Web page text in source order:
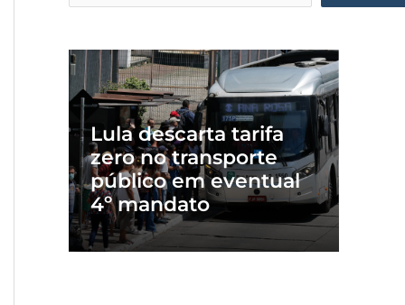
Lula descarta tarifa
zero no transporte
público em eventual
4º mandato